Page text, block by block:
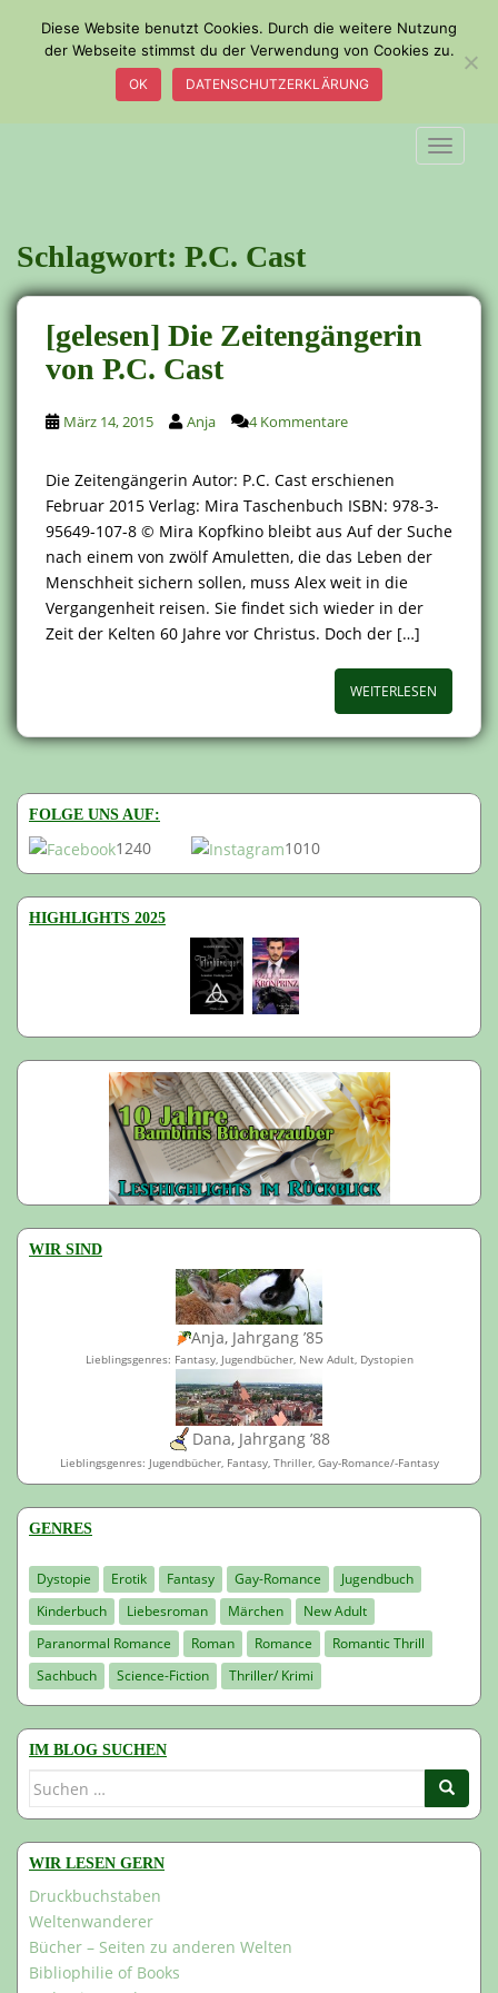
Schlagwort: P.C. Cast
[gelesen] Die Zeitengängerin
von P.C. Cast
März 14, 2015 Anja 4 Kommentare
Die Zeitengängerin Autor: P.C. Cast erschienen
Februar 2015 Verlag: Mira Taschenbuch ISBN: 978-3-
95649-107-8 © Mira Kopfkino bleibt aus Auf der Suche
nach einem von zwölf Amuletten, die das Leben der
Menschheit sichern sollen, muss Alex weit in die
Vergangenheit reisen. Sie findet sich wieder in der
Zeit der Kelten 60 Jahre vor Christus. Doch der […]
WEITERLESEN
FOLGE UNS AUF:
1240 1010
HIGHLIGHTS 2025
WIR SIND
Anja, Jahrgang ’85
Lieblingsgenres: Fantasy, Jugendbücher, New Adult, Dystopien
Dana, Jahrgang ’88
Lieblingsgenres: Jugendbücher, Fantasy, Thriller, Gay-Romance/-Fantasy
GENRES
Dystopie Erotik Fantasy Gay-Romance
Jugendbuch
Kinderbuch
Liebesroman Märchen
New Adult
Paranormal Romance
Roman Romance
Romantic Thrill
Sachbuch
Science-Fiction Thriller/ Krimi
IM BLOG SUCHEN
Suchen
WIR LESEN GERN
Druckbuchstaben
Weltenwanderer
Bücher – Seiten zu anderen Welten
Bibliophilie of Books
Diese Website benutzt Cookies. Durch die weitere Nutzung
der Webseite stimmst du der Verwendung von Cookies zu.
OK DATENSCHUTZERKLÄRUNG